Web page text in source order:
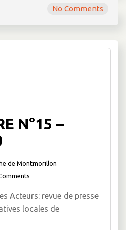
No Comments
N°15 –
de Montmorillon
Acteurs: revue de presse
locales de